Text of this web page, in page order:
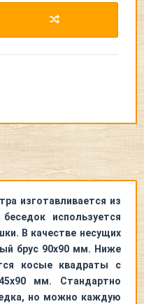
изготавливается из
используется
В качестве несущих
брус 90х90 мм. Ниже
косые квадраты с
мм. Стандартно
но можно каждую